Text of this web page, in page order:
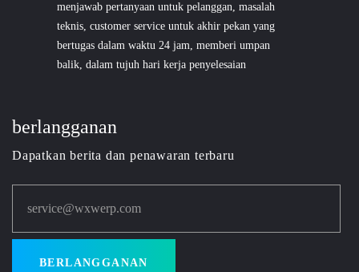
menjawab pertanyaan untuk pelanggan, masalah
teknis, customer service untuk akhir pekan yang
bertugas dalam waktu 24 jam, memberi umpan
balik, dalam tujuh hari kerja penyelesaian
berlangganan
Dapatkan berita dan penawaran terbaru
service@wxwerp.com
BERLANGGANAN